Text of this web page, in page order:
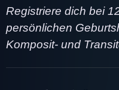
Registriere dich bei
persönlichen
Komposit- und